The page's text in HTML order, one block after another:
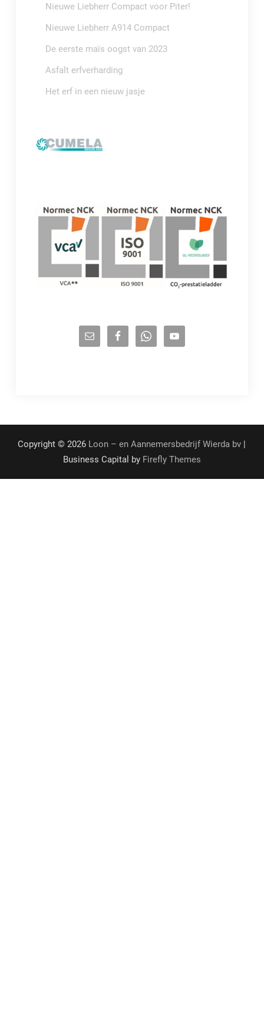
Nieuwe Liebherr Compact voor Piter!
Nieuwe Liebherr A914 Compact
De eerste maïs oogst van 2023
Asfalt erfverharding
Het erf in een nieuw jasje
Copyright © 2026 Loon – en Aannemersbedrijf Wierda bv
Business Capital by Firefly Themes